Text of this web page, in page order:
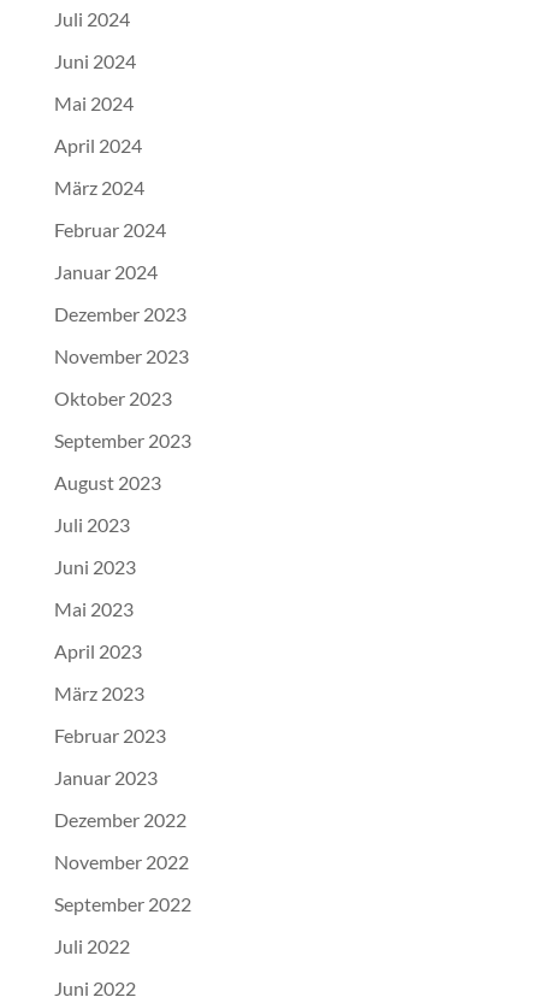
Juli 2024
Juni 2024
Mai 2024
April 2024
März 2024
Februar 2024
Januar 2024
Dezember 2023
November 2023
Oktober 2023
September 2023
August 2023
Juli 2023
Juni 2023
Mai 2023
April 2023
März 2023
Februar 2023
Januar 2023
Dezember 2022
November 2022
September 2022
Juli 2022
Juni 2022